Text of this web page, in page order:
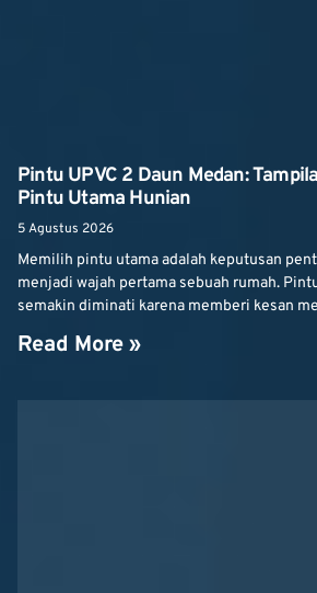
Pintu UPVC 2 Daun Medan:
Pintu Utama Hunian
5 Agustus 2026
Memilih pintu utama adalah keputusan
menjadi wajah pertama sebuah rumah.
semakin diminati karena memberi kesan
Read More »